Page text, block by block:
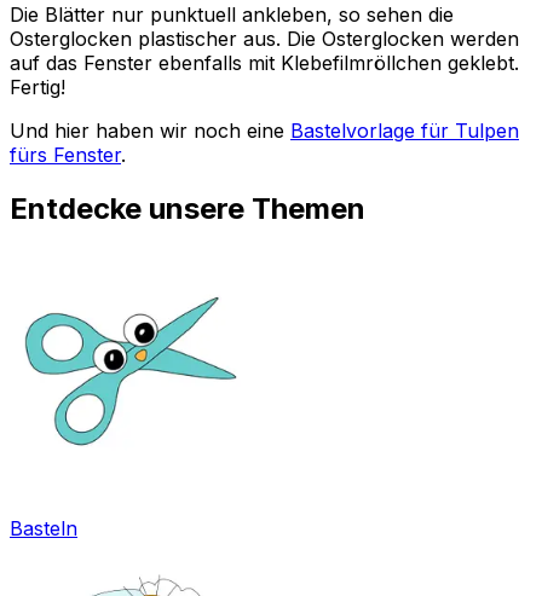
Die Blätter nur punktuell ankleben, so sehen die
Osterglocken plastischer aus. Die Osterglocken werden
auf das Fenster ebenfalls mit Klebefilmröllchen geklebt.
Fertig!
Und hier haben wir noch eine Bastelvorlage für Tulpen
fürs Fenster.
Entdecke unsere Themen
Basteln